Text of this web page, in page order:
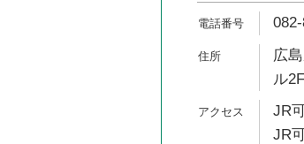
広
ル2F
JR
JR